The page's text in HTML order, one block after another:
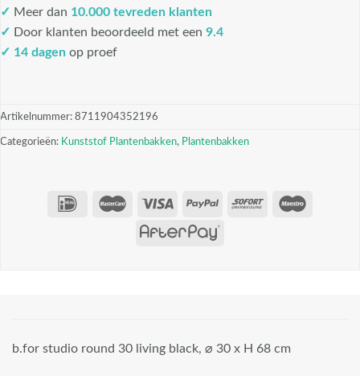
✓ Meer dan 10.000 tevreden klanten
✓ Door klanten beoordeeld met een 9.4
✓ 14 dagen op proef
Artikelnummer: 8711904352196
Categorieën: Kunststof Plantenbakken, Plantenbakken
b.for studio round 30 living black, ⌀ 30 x H 68 cm